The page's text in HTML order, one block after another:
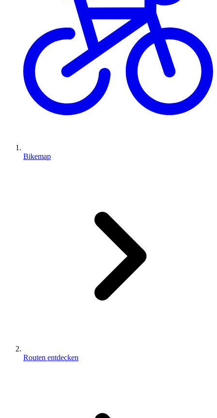
Bikemap
Routen entdecken